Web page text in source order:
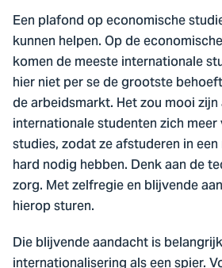
Een plafond op economische
kunnen helpen. Op de
komen de meeste internationale
hier niet per se de grootste
de arbeidsmarkt. Het zou mooi
internationale studenten zich
studies, zodat ze afstuderen in
hard nodig hebben. Denk aan de
zorg. Met zelfregie en blijvende
hierop sturen.
Die blijvende aandacht is